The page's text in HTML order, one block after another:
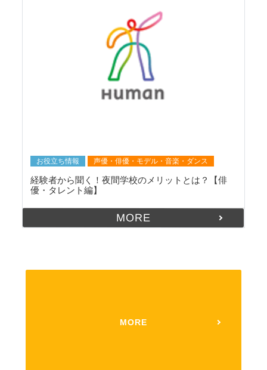
お役立ち情報 声優・俳優・モデル・音楽・ダンス
経験者から聞く！夜間学校のメリットとは？【俳
優・タレント編】
MORE
MORE